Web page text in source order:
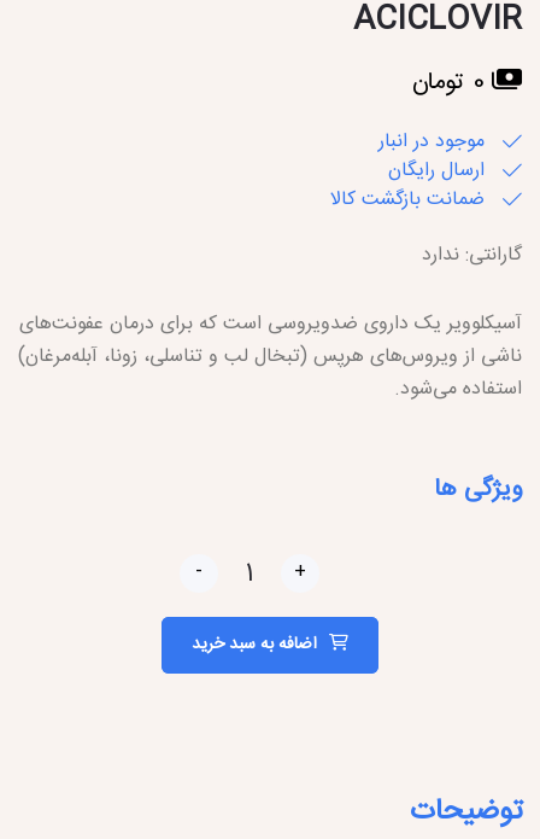
ACICLOVIR
موجود در انبار
ارسال رایگان
ضمانت بازگشت کالا
گارانتی: ندارد
آسیکلوویر یک داروی ضدویروسی است که برای درمان عفونت‌های
ناشی از ویروس‌های هرپس (تبخال لب و تناسلی، زونا، آبله‌مرغان)
استفاده می‌شود.
ویژگی ها
- +
اضافه به سبد خرید
توضیحات